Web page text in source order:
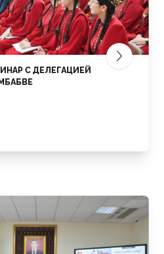
С ДЕЛЕГАЦИЕЙ